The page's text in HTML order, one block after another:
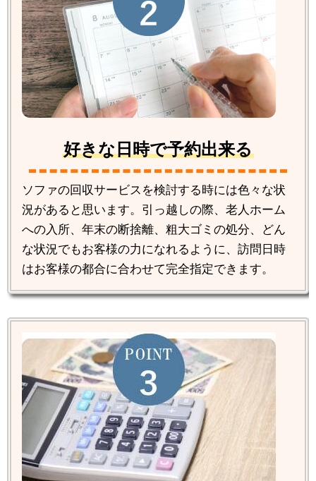
好きな日時で予約出来る
ソファの回収サービスを検討する時には色々な状
況があると思います。引っ越しの際、老人ホーム
への入所、年末の断捨離、粗大ゴミの処分、どん
な状況でもお客様の力になれるように、訪問日時
はお客様の都合に合わせて完全指定できます。